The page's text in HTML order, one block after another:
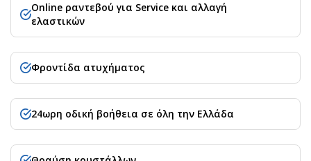
Online ραντεβού για Service και αλλαγή
ελαστικών
Φροντίδα ατυχήματος
24ωρη οδική βοήθεια σε όλη την Ελλάδα